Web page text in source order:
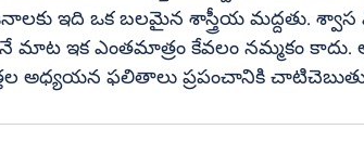
ఇది ఒక బలమైన శాస్త్రీయ మద్దతు.
ఇక ఎంతమాత్రం కేవలం నమ్మకం కాదు.
సత్యమని ఇజ్రాయెల్‌ శాస్త్రవేత్తల అధ్యయన ఫలితాలు ప్రపంచానికి